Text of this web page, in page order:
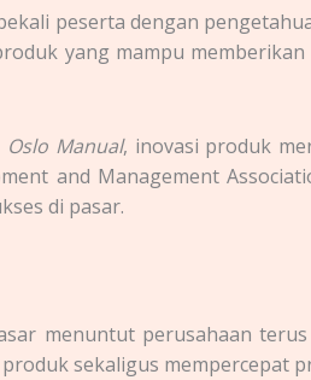
peserta dengan
yang mampu
Oslo Manual, inovasi produk
and Management
di pasar.
menuntut perusahaan
sekaligus mempercepat